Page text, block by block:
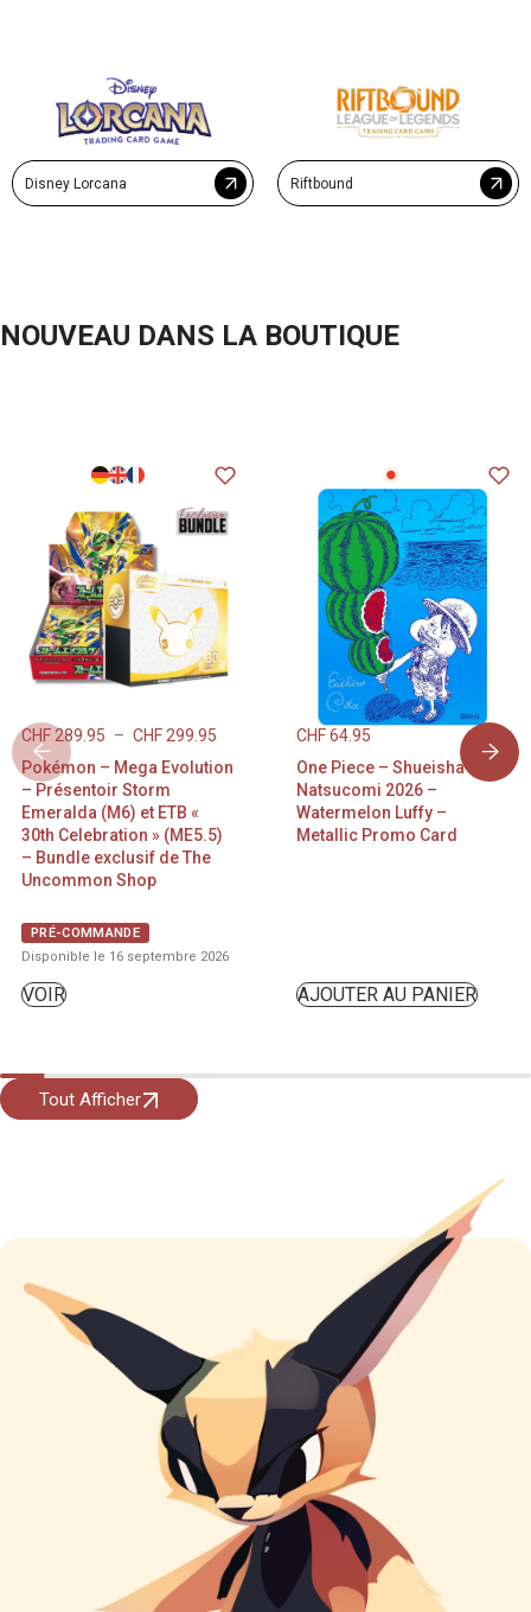
Disney Lorcana Riftbound
NOUVEAU DANS LA BOUTIQUE
CHF 289.95 – CHF 299.95
Pokémon – Mega Evolution
– Présentoir Storm
Emeralda (M6) et ETB «
30th Celebration » (ME5.5)
– Bundle exclusif de The
Uncommon Shop
PRÉ-COMMANDE
Disponible le 16 septembre 2026
VOIR
CHF64.95
One Piece – Shueisha
Natsucomi 2026 –
Watermelon Luffy –
Metallic Promo Card
AJOUTER AU PANIER
Tout Afficher